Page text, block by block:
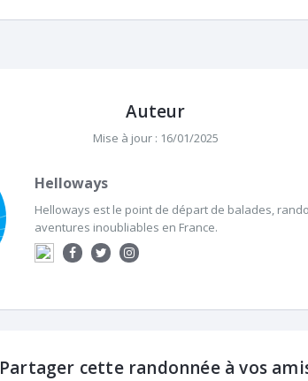
Auteur
Mise à jour : 16/01/2025
Helloways
Helloways est le point de départ de balades,
aventures inoubliables en France.
Partager cette randonnée à vos